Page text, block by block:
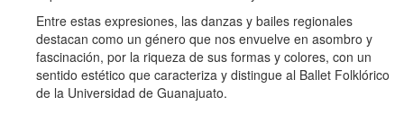
Entre estas expresiones, las danzas y bailes regionales
destacan como un género que nos envuelve en asombro y
fascinación, por la riqueza de sus formas y colores, con un
sentido estético que caracteriza y distingue al Ballet Folklórico
de la Universidad de Guanajuato.